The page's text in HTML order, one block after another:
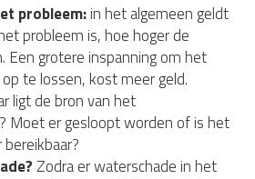
probleem:in het algemeen geldt
probleem is, hoe hoger de
Een grotere inspanning om het
te lossen, kost meer geld.
ligt de bron van het
Moet er gesloopt worden of is het
Zodra er waterschade in het